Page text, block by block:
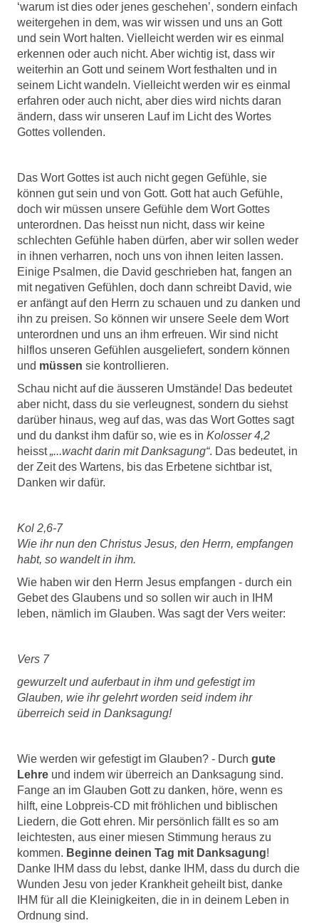
‘warum ist dies oder jenes geschehen’, sondern einfach
weitergehen in dem, was wir wissen und uns an Gott
und sein Wort halten. Vielleicht werden wir es einmal
erkennen oder auch nicht. Aber wichtig ist, dass wir
weiterhin an Gott und seinem Wort festhalten und in
seinem Licht wandeln. Vielleicht werden wir es einmal
erfahren oder auch nicht, aber dies wird nichts daran
ändern, dass wir unseren Lauf im Licht des Wortes
Gottes vollenden.
Das Wort Gottes ist auch nicht gegen Gefühle, sie
können gut sein und von Gott. Gott hat auch Gefühle,
doch wir müssen unsere Gefühle dem Wort Gottes
unterordnen. Das heisst nun nicht, dass wir keine
schlechten Gefühle haben dürfen, aber wir sollen weder
in ihnen verharren, noch uns von ihnen leiten lassen.
Einige Psalmen, die David geschrieben hat, fangen an
mit negativen Gefühlen, doch dann schreibt David, wie
er anfängt auf den Herrn zu schauen und zu danken und
ihn zu preisen. So können wir unsere Seele dem Wort
unterordnen und uns an ihm erfreuen. Wir sind nicht
hilflos unseren Gefühlen ausgeliefert, sondern können
und müssen sie kontrollieren.
Schau nicht auf die äusseren Umstände! Das bedeutet
aber nicht, dass du sie verleugnest, sondern du siehst
darüber hinaus, weg auf das, was das Wort Gottes sagt
und du dankst ihm dafür so, wie es in Kolosser 4,2
heisst„...wacht darin mit Danksagung“. Das bedeutet, in
der Zeit des Wartens, bis das Erbetene sichtbar ist,
Danken wir dafür.
Kol 2,6-7
Wie ihr nun den Christus Jesus, den Herrn, empfangen
habt, so wandelt in ihm.
Wie haben wir den Herrn Jesus empfangen - durch ein
Gebet des Glaubens und so sollen wir auch in IHM
leben, nämlich im Glauben. Was sagt der Vers weiter:
Vers 7
gewurzelt und auferbaut in ihm und gefestigt im
Glauben, wie ihr gelehrt worden seid indem ihr
überreich seid in Danksagung!
Wie werden wir gefestigt im Glauben? - Durch gute
Lehre und indem wir überreich an Danksagung sind.
Fange an im Glauben Gott zu danken, höre, wenn es
hilft, eine Lobpreis-CD mit fröhlichen und biblischen
Liedern, die Gott ehren. Mir persönlich fällt es so am
leichtesten, aus einer miesen Stimmung heraus zu
kommen. Beginne deinen Tag mit Danksagung!
Danke IHM dass du lebst, danke IHM, dass du durch die
Wunden Jesu von jeder Krankheit geheilt bist, danke
IHM für all die Kleinigkeiten, die in in deinem Leben in
Ordnung sind.